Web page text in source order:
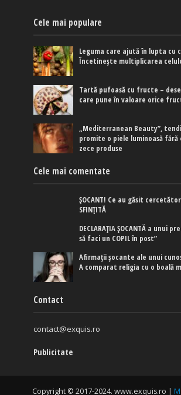
Cele mai populare
Leguma care ajută în lupta cu
Încetinește multiplicarea
Tartă pufoasă cu fructe –
care pune în valoare orice
„Mediterranean Beauty”,
promite o piele luminoasă fără
zece produse
Cele mai comentate
ȘOCANT! Ce au găsit
SFINȚITĂ
DECLARAȚIA ȘOCANTĂ a unui
să faci un COPIL în post”
Afirmaţii şocante ale unui
A comparat religia cu o boală
Contact
contact@exquis.ro
Publicitate
Copyright © 2017-2024. www.exquis.ro |